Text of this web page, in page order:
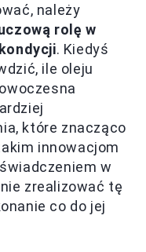
należy
rolę w
. Kiedyś
ile oleju
które znacząco
innowacjom
w
zrealizować tę
co do jej